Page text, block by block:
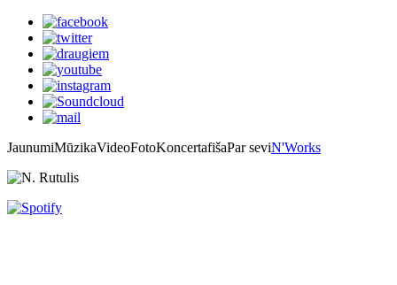
JaunumiMūzikaVideoFotoKoncertafišaPar seviN'Works